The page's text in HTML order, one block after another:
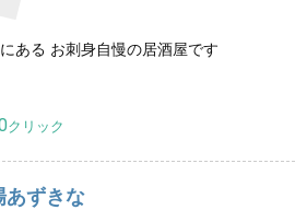
ある お刺身自慢の居酒屋です
クリック
あずきな